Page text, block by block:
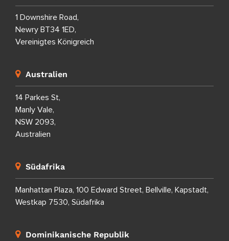
1 Downshire Road,
Newry BT34 1ED,
Vereinigtes Königreich
Australien
14 Parkes St,
Manly Vale,
NSW 2093,
Australien
Südafrika
Manhattan Plaza, 100 Edward Street, Bellville, Kapstadt,
Westkap 7530, Südafrika
Dominikanische Republik